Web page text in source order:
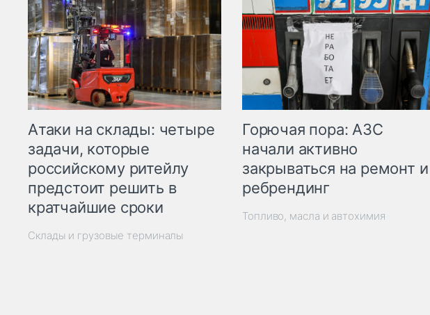
Атаки на склады: четыре
задачи, которые
российскому ритейлу
предстоит решить в
кратчайшие сроки
Склады и грузовые терминалы
Горючая пора: АЗС
начали активно
закрываться на ремонт и
ребрендинг
Топливо, масла и автохимия